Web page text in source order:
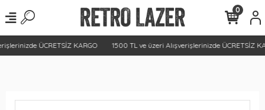
ÜCRETSİZ KARGO 1500 TL ve üzeri Alışverişlerinizde ÜCRETSİZ
0